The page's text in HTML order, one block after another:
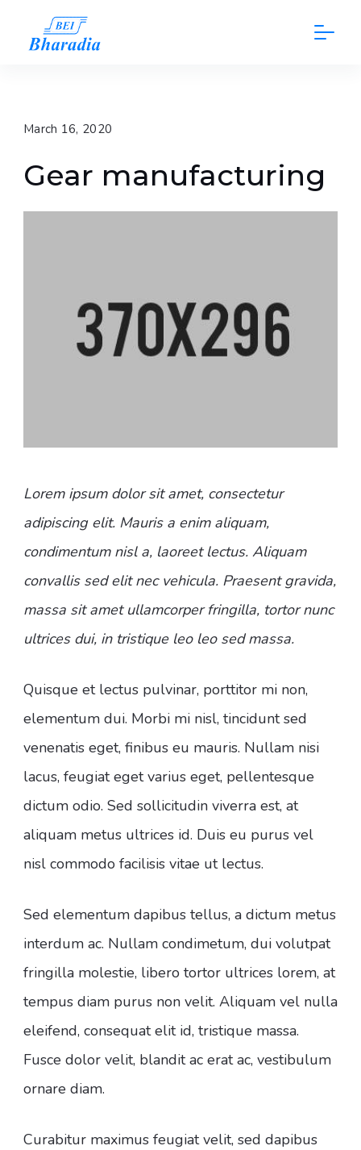
March 16, 2020
Gear manufacturing
Lorem ipsum dolor sit amet, consectetur
adipiscing elit. Mauris a enim aliquam,
condimentum nisl a, laoreet lectus. Aliquam
convallis sed elit nec vehicula. Praesent gravida,
massa sit amet ullamcorper fringilla, tortor nunc
ultrices dui, in tristique leo leo sed massa.
Quisque et lectus pulvinar, porttitor mi non,
elementum dui. Morbi mi nisl, tincidunt sed
venenatis eget, finibus eu mauris. Nullam nisi
lacus, feugiat eget varius eget, pellentesque
dictum odio. Sed sollicitudin viverra est, at
aliquam metus ultrices id. Duis eu purus vel
nisl commodo facilisis vitae ut lectus.
Sed elementum dapibus tellus, a dictum metus
interdum ac. Nullam condimetum, dui volutpat
fringilla molestie, libero tortor ultrices lorem, at
tempus diam purus non velit. Aliquam vel nulla
eleifend, consequat elit id, tristique massa.
Fusce dolor velit, blandit ac erat ac, vestibulum
ornare diam.
Curabitur maximus feugiat velit, sed dapibus